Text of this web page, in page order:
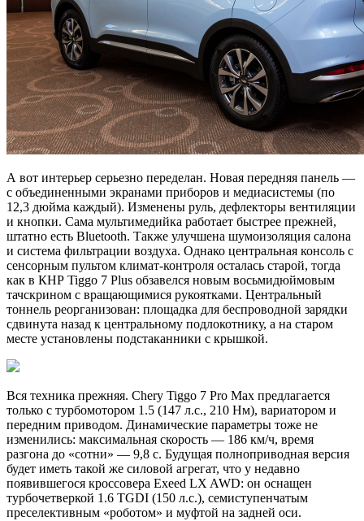
А вот интерьер серьезно переделан. Новая передняя панель —
с объединенными экранами приборов и медиасистемы (по
12,3 дюйма каждый). Изменены руль, дефлекторы вентиляции
и кнопки. Сама мультимедийка работает быстрее прежней,
штатно есть Bluetooth. Также улучшена шумоизоляция салона
и система фильтрации воздуха. Однако центральная консоль с
сенсорным пультом климат-контроля осталась старой, тогда
как в КНР Tiggo 7 Plus обзавелся новым восьмидюймовым
тачскрином с вращающимися рукоятками. Центральный
тоннель реорганизован: площадка для беспроводной зарядки
сдвинута назад к центральному подлокотнику, а на старом
месте установлены подстаканники с крышкой.
Вся техника прежняя. Chery Tiggo 7 Pro Max предлагается
только с турбомотором 1.5 (147 л.с., 210 Нм), вариатором и
передним приводом. Динамические параметры тоже не
изменились: максимальная скорость — 186 км/ч, время
разгона до «сотни» — 9,8 с. Будущая полноприводная версия
будет иметь такой же силовой агрегат, что у недавно
появившегося кроссовера Exeed LX AWD: он оснащен
турбочетверкой 1.6 TGDI (150 л.с.), семиступенчатым
преселективным «роботом» и муфтой на задней оси.